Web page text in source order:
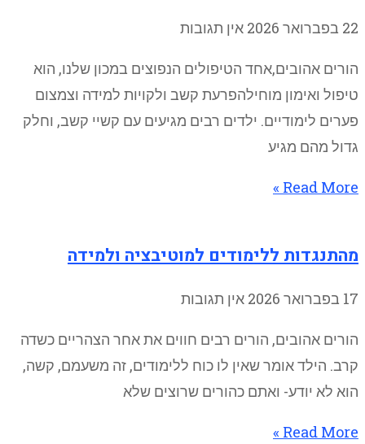
22 בפברואר 2026 אין תגובות
הורים אהובים,אחד הטיפולים הנפוצים במכון שלנו, הוא
טיפול ואימון מוחילהפרעת קשב ולקויות למידה וצמצום
פערים לימודיים. ילדים רבים מגיעים עם קשיי קשב, וחלק
גדול מהם מגיע
Read More »
מהתנגדות ללימודים למוטיבציה ולמידה
17 בפברואר 2026 אין תגובות
הורים אהובים, הורים רבים חווים את אחר הצהריים כשדה
קרב. הילד אומר שאין לו כוח ללימודים, זה משעמם, קשה,
הוא לא יודע- ואתם כהורים שרוצים שלא
Read More »